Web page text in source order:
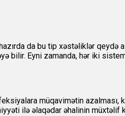
da bu tip xəstəliklər qeydə
bilir. Eyni zamanda, hər iki
müqavimətin
ilə əlaqədar əhalinin